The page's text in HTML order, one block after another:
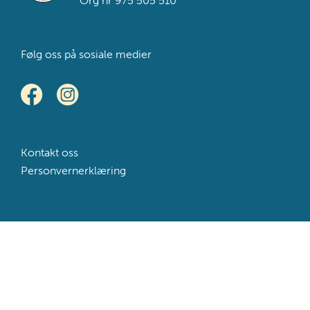
Følg oss på sosiale medier
Kontakt oss
Personvernerklæring